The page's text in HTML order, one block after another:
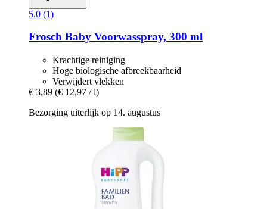
5.0 (1)
Frosch Baby Voorwasspray, 300 ml
Krachtige reiniging
Hoge biologische afbreekbaarheid
Verwijdert vlekken
€ 3,89 (€ 12,97 / l)
Bezorging uiterlijk op 14. augustus